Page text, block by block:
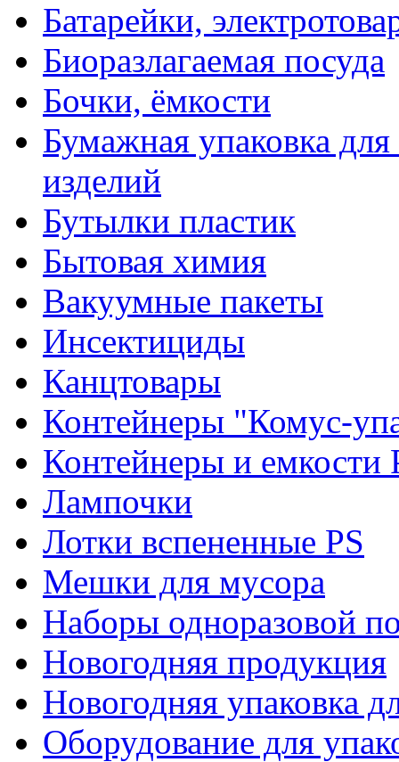
Батарейки,
Биоразлагаемая посуда
Бочки, ёмкости
Бумажная упаковка
изделий
Бутылки пластик
Бытовая химия
Вакуумные пакеты
Инсектициды
Канцтовары
Контейнеры "Комус-
Контейнеры и емкости
Лампочки
Лотки вспененные PS
Мешки для мусора
Наборы одноразовой
Новогодняя продукция
Новогодняя упаковка
Оборудование для